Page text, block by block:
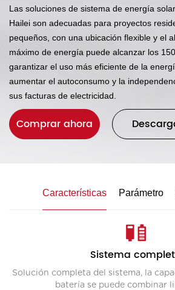
Las soluciones de sistema de energía
Hailei son adecuadas para proyectos
pequeños, con una ubicación flexible y el
máximo de energía puede alcanzar los
garantizar el uso más eficiente de la
aumentar el autoconsumo y la
sus facturas de electricidad.
Comprar ahora
Características Parámetro
Sistema
Solución completa del sistema, la
batería se puede combinar